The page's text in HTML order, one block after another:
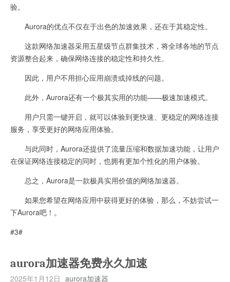
验。
Aurora的优点不仅在于出色的加速效果，还在于其稳定性。
这款网络加速器采用五星级节点群集技术，将全球各地的节点
资源整合起来，确保网络连接的稳定性和持久性。
因此，用户不用担心应用崩溃或掉线的问题。
此外，Aurora还有一个极其实用的功能——极速加速模式。
用户只需一键开启，就可以体验到更快速、更稳定的网络连接
服务，享受更好的网络应用体验。
与此同时，Aurora还提供了流量压缩和数据加速功能，让用户
在保证网络连接稳定的同时，也拥有更加个性化的用户体验。
总之，Aurora是一款极具实用价值的网络加速器。
如果您希望在网络应用中获得更好的体验，那么，不妨尝试一
下Aurora吧！。
#3#
aurora加速器免费永久加速
2025年1月12日 aurora加速器